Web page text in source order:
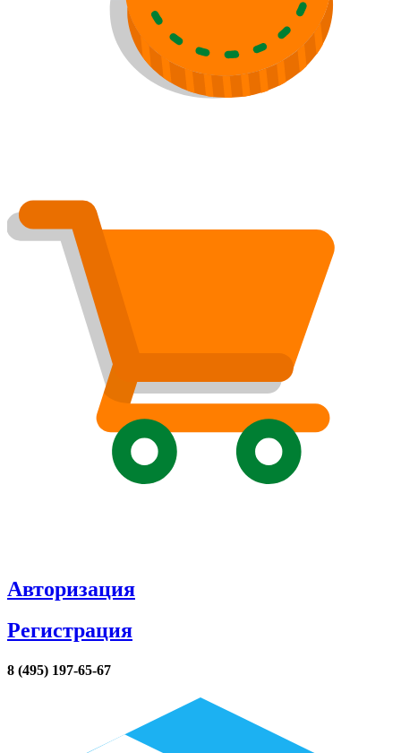
Авторизация
Регистрация
8 (495) 197-65-67